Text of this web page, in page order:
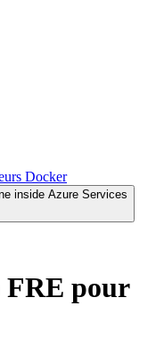
Docker
inside Azure Services
pour